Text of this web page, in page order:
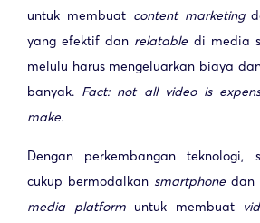
untuk membuat content marketing
yang efektif dan relatable di media
melulu harus mengeluarkan biaya
banyak. Fact: not all video is
make.
Dengan perkembangan teknologi,
cukup bermodalkan smartphone dan
media platformuntuk membuat